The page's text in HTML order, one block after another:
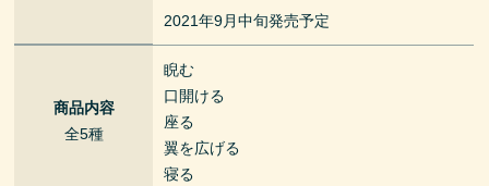
2021年9月中旬発売予定
商品内容
全5種
睨む
口開ける
座る
翼を広げる
寝る